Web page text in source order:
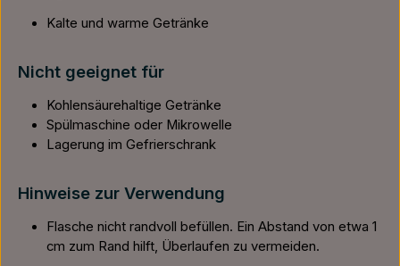
Kalte und warme Getränke
Nicht geeignet für
Kohlensäurehaltige Getränke
Spülmaschine oder Mikrowelle
Lagerung im Gefrierschrank
Hinweise zur Verwendung
Flasche nicht randvoll befüllen. Ein Abstand von etwa 1
cm zum Rand hilft, Überlaufen zu vermeiden.